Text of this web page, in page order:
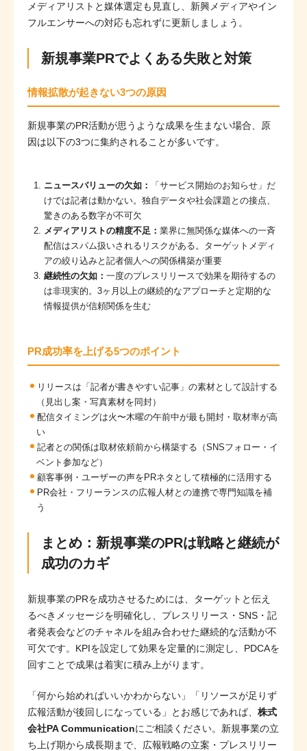
メディアリストと媒体選定も見直し、新興メディアやイン
フルエンサーへの対応も忘れずに更新しましょう。
新規事業PRでよくある失敗と対策
情報拡散が起きない3つの原因
新規事業のPR活動が思うような成果を生まない場合、原
因は以下の3つに集約されることが多いです。
ニュースバリューの欠如：
「サービス開始のお知らせ」だ
けでは記者は動かない。独自データや社会課題との接点、
驚きのある数字が不可欠
メディアリストの精度不足： 業界に無関係な媒体への一斉
配信はスパム扱いされるリスクがある。ターゲットメディ
アの絞り込みと記者個人への関係構築が重要
継続性の欠如： 一度のプレスリリースで効果を期待するの
は非現実的。3ヶ月以上の継続的なアプローチと定期的な
情報提供が信頼関係を生む
PR成功率を上げる5つのポイント
リリースは「記者が書きやすい記事」の素材として設計する
（見出し案・写真素材を同封）
配信タイミングは火〜木曜の午前中が最も開封・取材率が高
い
記者との関係は取材依頼前から構築する（SNSフォロー・イ
ベント参加など）
顧客事例・ユーザーの声をPRネタとして積極的に活用する
PR会社・フリーランスの広報人材との連携で専門知識を補
う
まとめ：新規事業のPRは戦略と継続が
成功のカギ
新規事業のPRを成功させるためには、ターゲットと伝え
るべきメッセージを明確化し、プレスリリース・SNS・記
者発表会などのチャネルを組み合わせた継続的な活動が不
可欠です。KPIを設定して効果を定量的に測定し、PDCAを
回すことで成果は着実に積み上がります。
「何から始めればいいかわからない」「リソースが足りず
広報活動が後回しになっている」とお感じであれば、 株式
会社PA Communicationにご相談ください。新規事業の立
ち上げ期から成長期まで、広報戦略の立案・プレスリリー